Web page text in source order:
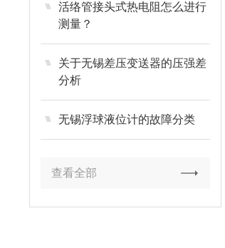
活络管接头式热电阻怎么进行
测量？
关于无锡差压变送器的压强差
分析
无锡浮球液位计的故障分类
查看全部